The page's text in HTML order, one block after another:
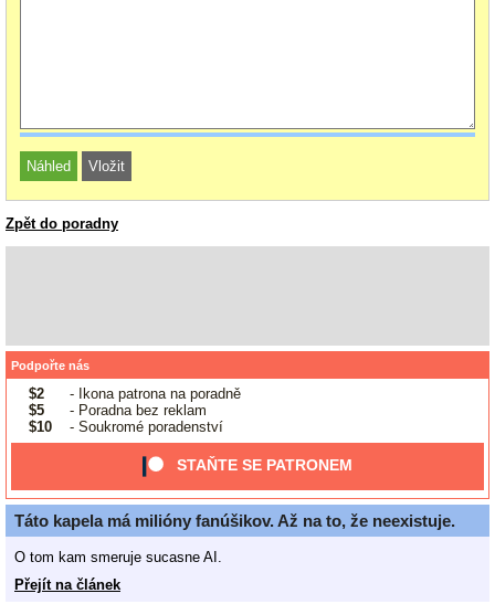
Zpět do poradny
Podpořte nás
$2
- Ikona patrona na poradně
$5
- Poradna bez reklam
$10
- Soukromé poradenství
STAŇTE SE PATRONEM
Táto kapela má milióny fanúšikov. Až na to, že neexistuje.
O tom kam smeruje sucasne AI.
Přejít na článek